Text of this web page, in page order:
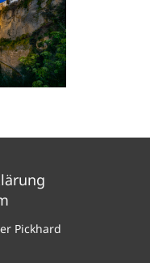
Pickhard